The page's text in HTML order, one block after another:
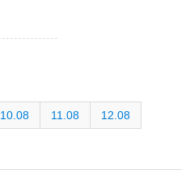
10.08 11.08 12.08